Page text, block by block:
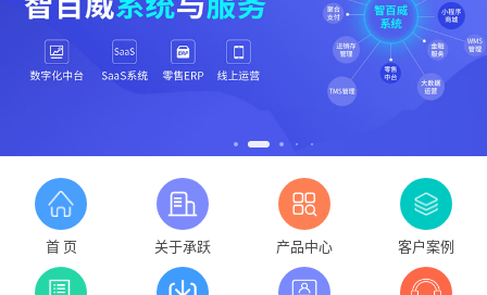
首 页 关于承跃 产品中心 客户案例